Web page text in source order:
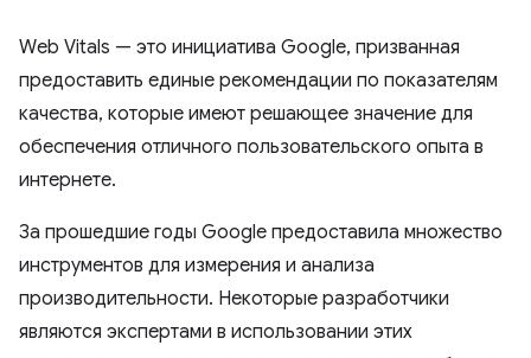
Web Vitals — это инициатива Google, призванная
предоставить единые рекомендации по показателям
качества, которые имеют решающее значение для
обеспечения отличного пользовательского опыта в
интернете.
За прошедшие годы Google предоставила множество
инструментов для измерения и анализа
производительности. Некоторые разработчики
являются экспертами в использовании этих